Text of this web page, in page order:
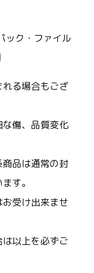
ック・ファイル
れる場合もござ
傷、品質変化
商品は通常の封
す。
受け出来ませ
以上を必ずご